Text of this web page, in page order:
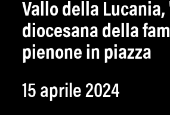
Vallo della Lucania,
diocesana della
pienone in piazza
15 aprile 2024